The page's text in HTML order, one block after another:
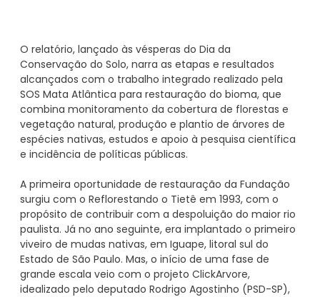
O relatório, lançado às vésperas do Dia da
Conservação do Solo, narra as etapas e resultados
alcançados com o trabalho integrado realizado pela
SOS Mata Atlântica para restauração do bioma, que
combina monitoramento da cobertura de florestas e
vegetação natural, produção e plantio de árvores de
espécies nativas, estudos e apoio à pesquisa científica
e incidência de políticas públicas.
A primeira oportunidade de restauração da Fundação
surgiu com o Reflorestando o Tietê em 1993, com o
propósito de contribuir com a despoluição do maior rio
paulista. Já no ano seguinte, era implantado o primeiro
viveiro de mudas nativas, em Iguape, litoral sul do
Estado de São Paulo. Mas, o início de uma fase de
grande escala veio com o projeto ClickArvore,
idealizado pelo deputado Rodrigo Agostinho (PSD-SP),